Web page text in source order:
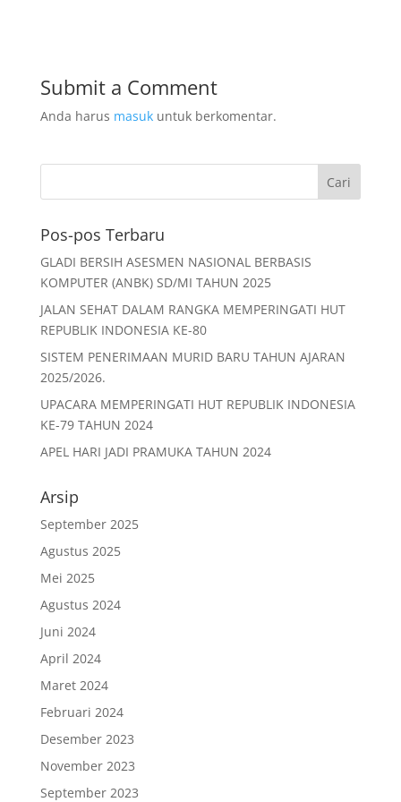
b
o
o
k
A
p
p
Submit a Comment
Anda harus masukuntuk berkomentar.
Pos-pos Terbaru
GLADI BERSIH ASESMEN NASIONAL BERBASIS
KOMPUTER (ANBK) SD/MI TAHUN 2025
JALAN SEHAT DALAM RANGKA MEMPERINGATI HUT
REPUBLIK INDONESIA KE-80
SISTEM PENERIMAAN MURID BARU TAHUN AJARAN
2025/2026.
UPACARA MEMPERINGATI HUT REPUBLIK INDONESIA
KE-79 TAHUN 2024
APEL HARI JADI PRAMUKA TAHUN 2024
Arsip
September 2025
Agustus 2025
Mei 2025
Agustus 2024
Juni 2024
April 2024
Maret 2024
Februari 2024
Desember 2023
November 2023
September 2023